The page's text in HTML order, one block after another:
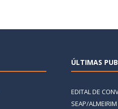
ÚLTIMAS
EDITAL DE
SEAP/ALMEIRIM